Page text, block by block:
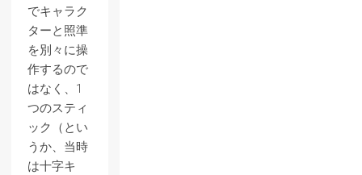
でキャラク
ターと照準
を別々に操
作するので
はなく、1
つのスティ
ック（とい
うか、当時
は十字キ